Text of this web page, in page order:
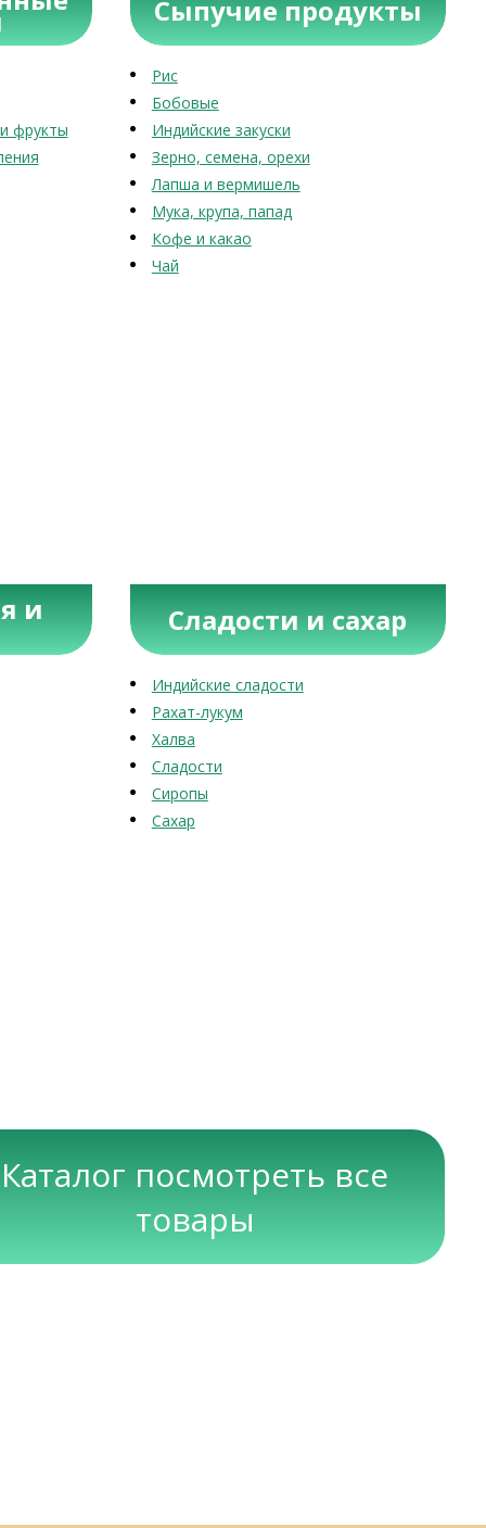
фрукты
Сыпучие продукты
Рис
Бобовые
Индийские закуски
Зерно, семена, орехи
Лапша и вермишель
Мука, крупа, папад
Кофе и какао
Чай
и Сладости и сахар
Индийские сладости
Рахат-лукум
Халва
Сладости
Сиропы
Сахар
Каталог посмотреть все
товары